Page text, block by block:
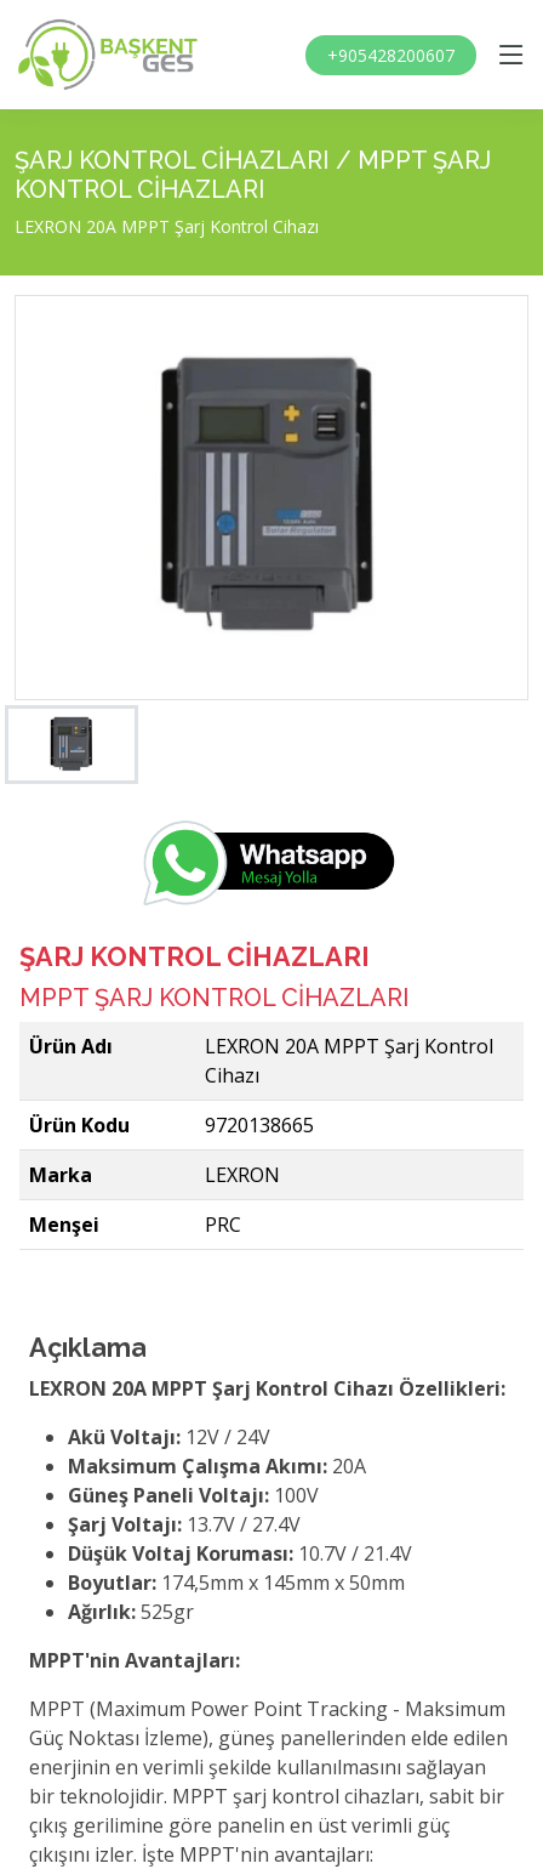
+905428200607
ŞARJ KONTROL CİHAZLARI / MPPT ŞARJ
KONTROL CİHAZLARI
LEXRON 20A MPPT Şarj Kontrol Cihazı
ŞARJ KONTROL CİHAZLARI
MPPT ŞARJ KONTROL CİHAZLARI
Ürün Adı
LEXRON 20A MPPT Şarj Kontrol
Cihazı
Ürün Kodu
9720138665
Marka
LEXRON
Menşei
PRC
Açıklama
LEXRON 20A MPPT Şarj Kontrol Cihazı Özellikleri:
Akü Voltajı: 12V / 24V
Maksimum Çalışma Akımı: 20A
Güneş Paneli Voltajı: 100V
Şarj Voltajı: 13.7V / 27.4V
Düşük Voltaj Koruması: 10.7V / 21.4V
Boyutlar: 174,5mm x 145mm x 50mm
Ağırlık:525gr
MPPT'nin Avantajları:
MPPT (Maximum Power Point Tracking - Maksimum
Güç Noktası İzleme), güneş panellerinden elde edilen
enerjinin en verimli şekilde kullanılmasını sağlayan
bir teknolojidir. MPPT şarj kontrol cihazları, sabit bir
çıkış gerilimine göre panelin en üst verimli güç
çıkışını izler. İşte MPPT'nin avantajları: